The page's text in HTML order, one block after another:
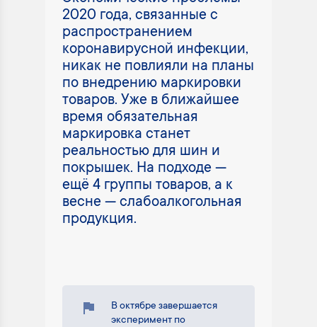
2020 года, связанные с
распространением
коронавирусной инфекции,
никак не повлияли на планы
по внедрению маркировки
товаров. Уже в ближайшее
время обязательная
маркировка станет
реальностью для шин и
покрышек. На подходе —
ещё 4 группы товаров, а к
весне — слабоалкогольная
продукция.
В октябре завершается
эксперимент по